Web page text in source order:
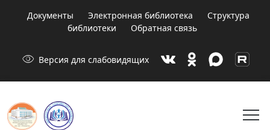
Документы Электронная библиотека
Структура
библиотеки
Обратная связь
visibility Версия для слабовидящих
menu